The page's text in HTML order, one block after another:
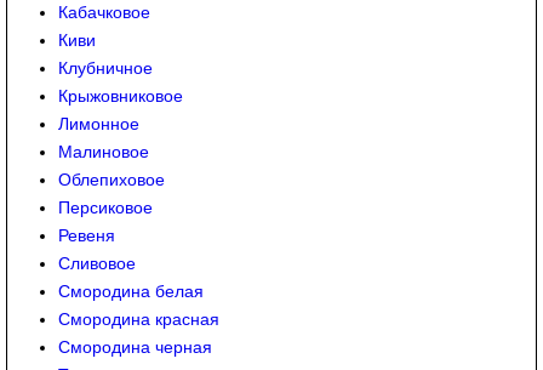
Кабачковое
Киви
Клубничное
Крыжовниковое
Лимонное
Малиновое
Облепиховое
Персиковое
Ревеня
Сливовое
Смородина белая
Смородина красная
Смородина черная